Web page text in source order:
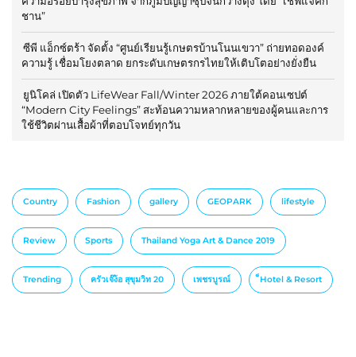
ชาน”
ซีพี แอ็กซ์ตร้า จัดตั้ง “ศูนย์เรียนรู้เกษตรบ้านโนนเขวา” ถ่ายทอดองค์
ความรู้ เชื่อมโยงตลาด ยกระดับเกษตรกรไทยให้เติบโตอย่างยั่งยืน
ยูนิโคล่ เปิดตัว LifeWear Fall/Winter 2026 ภายใต้คอนเซปต์
“Modern City Feelings” สะท้อนความหลากหลายของผู้คนและการ
ใช้ชีวิตผ่านเสื้อผ้าที่ตอบโจทย์ทุกวัน
Country Fashion gallery GEOPARK lifestyle
Review Sports Thailand Yoga Art & Dance 2019
Trending ครัวเจ๊ง้อ สุขุมวิท 20 เพชรบูรณ์ ็Hotel & Resort